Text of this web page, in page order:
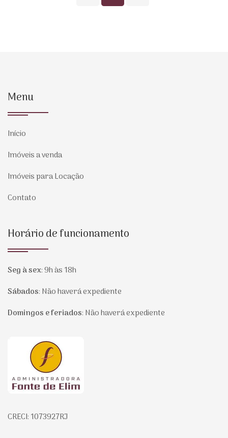
Menu
Início
Imóveis a venda
Imóveis para Locação
Contato
Horário de funcionamento
Seg à sex:9h às 18h
Sábados: Não haverá expediente
Domingos e feriados: Não haverá expediente
Página inicial
CRECI: 1073927RJ